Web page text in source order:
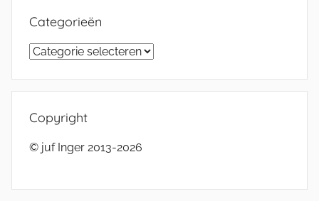
Categorieën
Categorieën
Copyright
© juf Inger 2013-2026